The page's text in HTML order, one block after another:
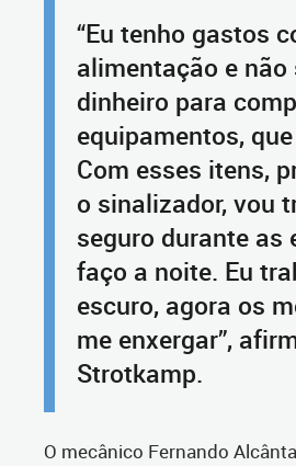
“Eu tenho gastos
alimentação e não
dinheiro para
equipamentos,
Com esses itens,
o sinalizador, vou
seguro durante as
faço a noite. Eu
escuro, agora os
me enxergar”,
Strotkamp.
O mecânico Fernando